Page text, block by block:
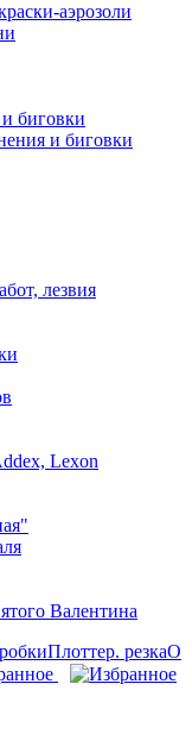
аэрозоли
биговки
и биговки
лезвия
Lexon
Валентина
Плоттер. резкаО